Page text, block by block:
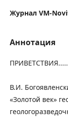
Журнал VM-
Аннотация
В.И.
«Золотой век»